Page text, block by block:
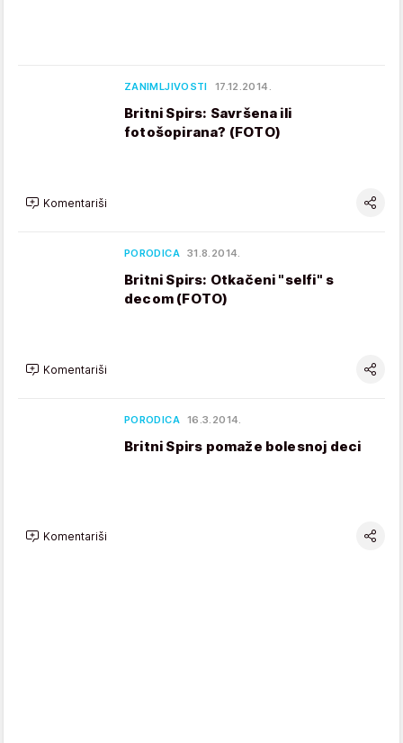
ZANIMLJIVOSTI 17.12.2014.
Britni Spirs: Savršena ili
fotošopirana? (FOTO)
Komentariši
PORODICA 31.8.2014.
Britni Spirs: Otkačeni "selfi" s
decom (FOTO)
Komentariši
PORODICA 16.3.2014.
Britni Spirs pomaže bolesnoj deci
Komentariši